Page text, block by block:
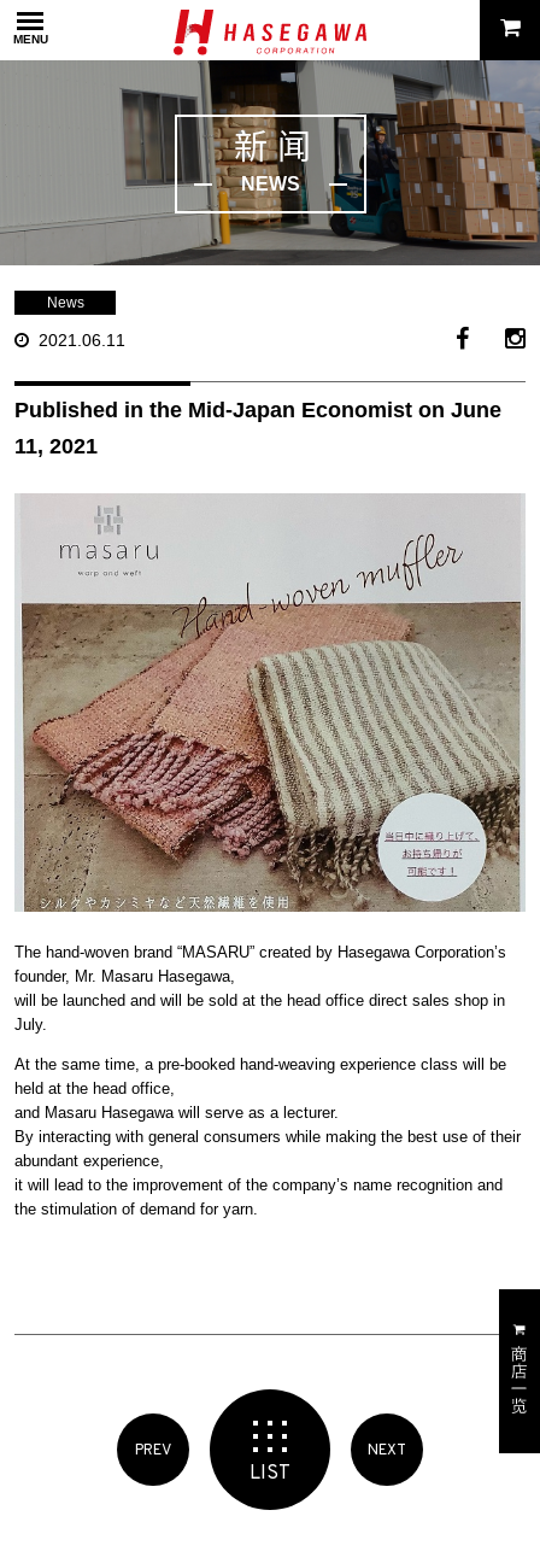
MENU
新闻
NEWS
News
2021.06.11
Published in the Mid-Japan Economist on June
11, 2021
The hand-woven brand “MASARU” created by Hasegawa Corporation’s
founder, Mr. Masaru Hasegawa,
will be launched and will be sold at the head office direct sales shop in
July.
At the same time, a pre-booked hand-weaving experience class will be
held at the head office,
and Masaru Hasegawa will serve as a lecturer.
By interacting with general consumers while making the best use of their
abundant experience,
it will lead to the improvement of the company’s name recognition and
the stimulation of demand for yarn.
PREV
LIST
NEXT